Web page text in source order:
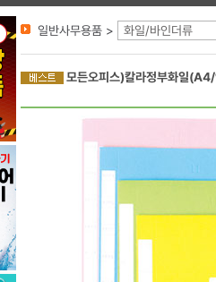
일반사무용품 > 화일/바인더류
모든오피스)칼라정부화일